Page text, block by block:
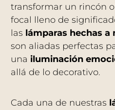
transformar un rincón
focal lleno de
las lámparas hechas a
son aliadas perfectas
una iluminación
allá de lo decorativo.
Cada una de nuestras